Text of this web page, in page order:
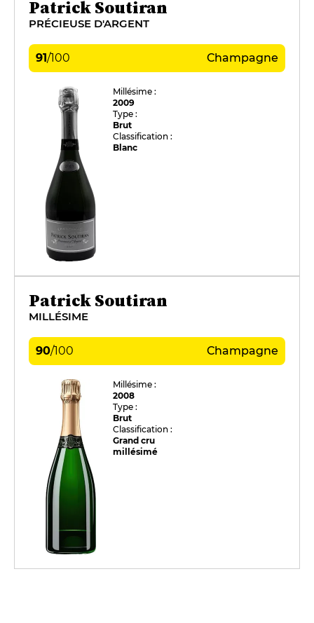
Patrick Soutiran
PRÉCIEUSE D'ARGENT
91/100 Champagne
Millésime :
2009
Type :
Brut
Classification :
Blanc
Patrick Soutiran
MILLÉSIME
90/100 Champagne
Millésime :
2008
Type :
Brut
Classification :
Grand cru
millésimé